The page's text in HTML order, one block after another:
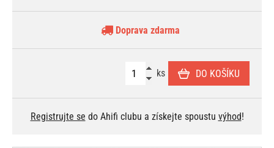
Doprava zdarma
ks DO KOŠÍKU
Registrujte se do Ahifi clubu a získejte spoustu výhod!